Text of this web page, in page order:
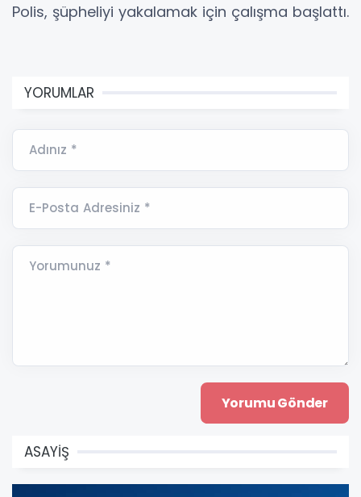
Polis, şüpheliyi yakalamak için çalışma başlattı.
YORUMLAR
Adınız *
E-Posta Adresiniz *
Yorumunuz *
ASAYİŞ